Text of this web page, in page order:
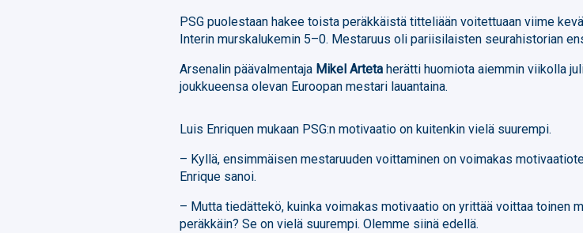
PSG puolestaan hakee toista peräkkäistä titteliään voitettuaan viime
Interin murskalukemin 5–0. Mestaruus oli pariisilaisten seurahistorian
Arsenalin päävalmentaja Mikel Arteta herätti huomiota aiemmin viikolla
joukkueensa olevan Euroopan mestari lauantaina.
Luis Enriquen mukaan PSG:n motivaatio on kuitenkin vielä suurempi.
– Kyllä, ensimmäisen mestaruuden voittaminen on voimakas
Enrique sanoi.
– Mutta tiedättekö, kuinka voimakas motivaatio on yrittää voittaa toinen
peräkkäin? Se on vielä suurempi. Olemme siinä edellä.